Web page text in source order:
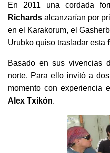
En 2011 una cordada
Richards alcanzarían por
en el Karakorum, el
Urubko quiso trasladar esta
Basado en sus vivencias
norte. Para ello invitó a
momento con experiencia
Alex Txikón.